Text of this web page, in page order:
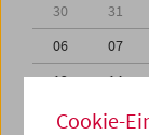
30 31
06
07
13
14
20
21
Cookie-